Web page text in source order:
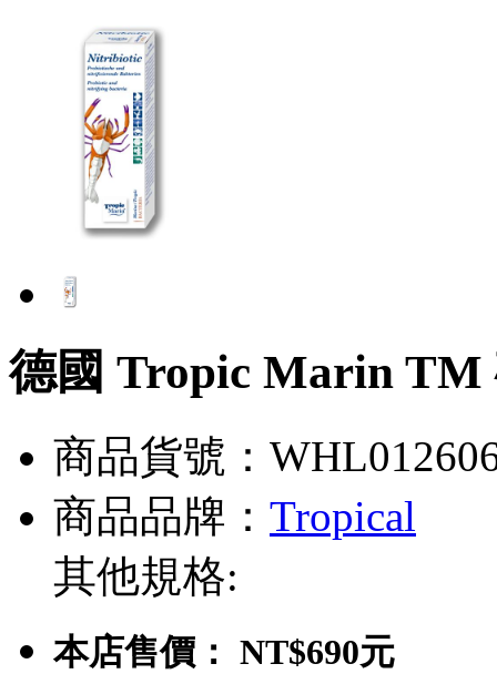
德國 Tropic Marin TM
商品貨號：
商品品牌： Tropical
其他規格:
本店售價： NT$690元